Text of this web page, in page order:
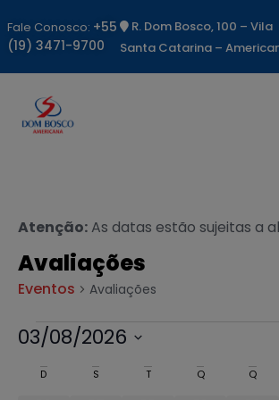
Fale Conosco: +55
(19) 3471-9700
R. Dom Bosco, 100 – Vila
Santa Catarina –
Atenção:As datas estão sujeitas a
Avaliações
Eventos Avaliações
03/08/2026
Calendárior
D S T Q Q